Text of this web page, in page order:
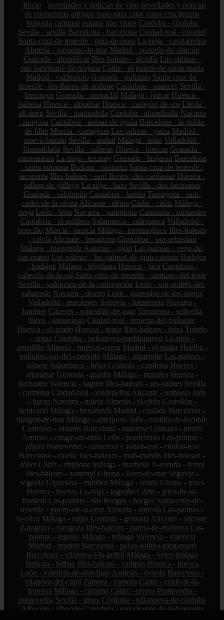
Inicio novedades y noticias de vino novedades y noticias
de enoturismo antiguo vaso para catar vinos crucigrama
bulgaria comprar espana tipo vinos Córdoba - córdoba
Sevilla - sevilla Barcelona - barcelona Ciudad-real - montiel
Santa-cruz-de-tenerife - guía-de-isora La-rioja - casalarreina
Almería - roquetas-de-mar Madrid - pozuelo-de-alarcón
Granada - almuñécar Illes-balears - alcúdia Las-palmas -
san-bartolomé-de-tirajana Cádiz - el-puerto-de-santa-maría
Madrid - valdemoro Granada - pulianas Santa-cruz-de-
tenerife - los-llanos-de-aridane Cantabria - suances Sevilla -
bormujos Granada - monachil Málaga - júzcar Huesca -
isábena Huesca - alquézar Huesca - castejón-de-sos Lleida -
alt-àneu Sevilla - marinaleda Córdoba - almedinilla Navarra
- zangoza Cantabria - arenas-de-iguña Barcelona - la-pobla-
de-lillet Murcia - cartagena Las-palmas - yaiza Madrid -
nuevo-baztán Sevilla - arahal Málaga - istán Valladolid -
fuensaldaña Sevilla - salteras Huesca - biescas Granada -
pampaneira La-rioja - ezcaray Granada - lanjarón Barcelona
- santa-susanna Bizkaia - santurtzi Santa-cruz-de-tenerife -
tacoronte Illes-balears - sant-llorenç-des-cardassar Huesca -
sallent-de-gállego La-rioja - haro Sevilla - dos-hermanas
Granada - salobreña Cantabria - laredo Tarragona - sant-
carles-de-la-ràpita Alicante - dénia Cádiz - cádiz Málaga -
nerja León - león Navarra - pamplona Cantabria - santander
Cantabria - el-astillero Salamanca - salamanca Valladolid -
boecillo Murcia - murcia Málaga - torremolinos Illes-balears
- calvià Alicante - benidorm Gipuzkoa - san-sebastián
Málaga - fuengirola Asturias - gijón Las-palmas - vega-de-
san-mateo Las-palmas - las-palmas-de-gran-canaria Badajoz
- badajoz Málaga - frigiliana Huesca - jaca Cantabria -
cabezón-de-la-sal Santa-cruz-de-tenerife - santiago-del-teide
Sevilla - valencina-de-la-concepción León - san-andrés-del-
rabanedo Navarra - deierri León - gusendos-de-los-oteros
Valladolid - mucientes Segovia - fuentesoto Navarra -
lumbier Cáceres - robledillo-de-gata Tarragona - solivella
álava - samaniego Ciudad-real - retuerta-del-bullaque
Huesca - el-grado Huesca - graus Illes-balears - ibiza Toledo
- orgaz Córdoba - peñarroya-pueblonuevo La-rioja -
arnedillo Almería - huércal-overa Madrid - el-molar Huelva -
bollullos-par-del-condado Málaga - algarrobo Las-palmas -
tuineje Salamanca - béjar Granada - capileira Huelva -
aljaraque Granada - guadix Málaga - manilva Huesca -
barbastro Valencia - sagunt Illes-balears - ses-salines Sevilla
- carmona Ciudad-real - valdepeñas Alicante - orihuela Jaén
- baeza Navarra - tudela Almería - el-ejido Castellón -
benicarló Málaga - benahavís Madrid - coslada Barcelona -
malgrat-de-mar Málaga - antequera Jaén - castillo-de-locubín
Castellón - vinaròs Barcelona - manresa Granada - motril
Asturias - cangas-de-onís León - ponferrada Las-palmas -
pájara Pontevedra - sanxenxo Ciudad-real - ciudad-real
Barcelona - calella Illes-balears - maó-mahón Illes-balears -
sóller Cádiz - chipiona Málaga - marbella A-coruña - ferrol
Illes-balears - santanyí Girona - lloret-de-mar Segovia -
segovia Gipuzkoa - mutriku Málaga - ronda Girona - roses
Huelva - huelva La-rioja - logroño Cádiz - jerez-de-la-
frontera Las-palmas - tías Burgos - burgos Santa-cruz-de-
tenerife - puerto-de-la-cruz Almería - almería Las-palmas -
la-oliva Málaga - mijas Granada - granada Alicante - alicante
Zaragoza - zaragoza Illes-balears - palma-de-mallorca Las-
palmas - teguise Málaga - málaga Valencia - valencia
Madrid - madrid Barcelona - palau-solità-i-plegamans
Barcelona - vilanova-i-la-geltrú Málaga - vélez-málaga
Bizkaia - bilbao Illes-balears - campos Huesca - huesca
León - valencia-de-don-juan Asturias - oviedo Barcelona -
vilanova-del-camí Zamora - zamora Cádiz - conil-de-la-
frontera Málaga - cártama Cádiz - olvera Pontevedra -
pontevedra Sevilla - gines Córdoba - villanueva-de-córdoba
Albacete - albacete Cantabria - san-vicente-de-la-barquera